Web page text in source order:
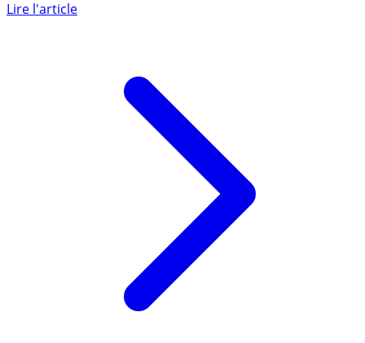
atteindre 1 443,11 euros pour un SMIC mensuel (...)